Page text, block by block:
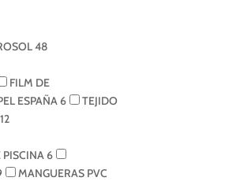
48
FILM DE
ESPAÑA6
TEJIDO
12
PISCINA6
MANGUERAS PVC